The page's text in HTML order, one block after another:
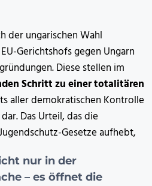
der ungarischen Wahl
Gerichtshofs gegen Ungarn
Diese stellen im
Schritt zu einer totalitären
aller demokratischen Kontrolle
Das Urteil, das die
Gesetze aufhebt,
nur in der
– es öffnet die